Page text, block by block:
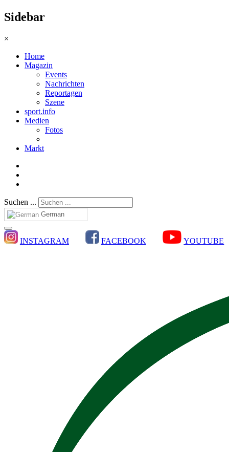
Sidebar
×
Home
Magazin
Events
Nachrichten
Reportagen
Szene
sport.info
Medien
Fotos
Markt
Suchen ...
German
INSTAGRAM FACEBOOK YOUTUBE